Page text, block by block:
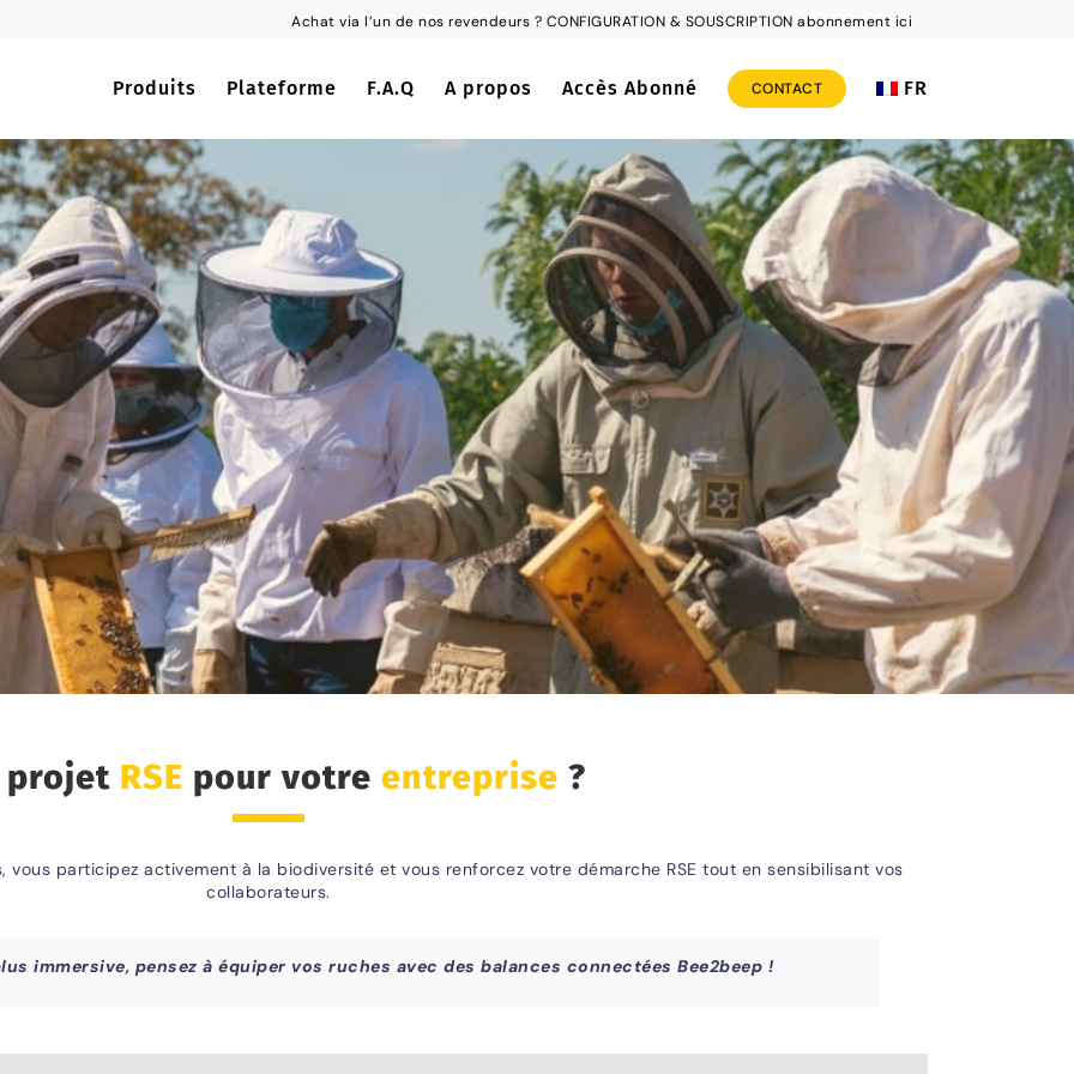
Achat via l’un de nos revendeurs ? CONFIGURATION & SOUSCRIPTION abonnement ici
Produits Plateforme F.A.Q A propos Accès Abonné CONTACT FR
projet RSE pour votre entreprise ?
vous participez activement à la biodiversité et vous renforcez votre démarche RSE tout en sensibilisant vos
collaborateurs.
immersive, pensez à équiper vos ruches avec des balances connectées Bee2beep !